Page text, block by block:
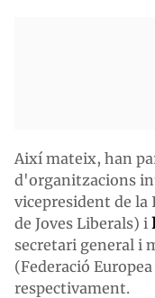
Així mateix, han
d'organitzacions
vicepresident de la
de Joves Liberals) i
secretari general i
(Federació
respectivament.